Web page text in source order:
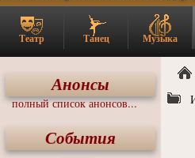
Театр Танец Музыка
Анонсы
полный список анонсов...
События